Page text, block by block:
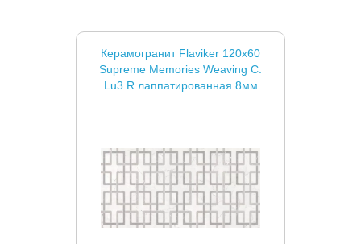
Керамогранит Flaviker 120x60
Supreme Memories Weaving C.
Lu3 R лаппатированная 8мм